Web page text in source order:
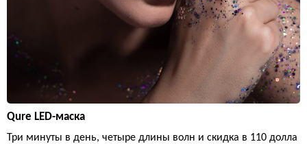
Qure LED-маска
Три минуты в день, четыре длины волн и скидка в 110 долла